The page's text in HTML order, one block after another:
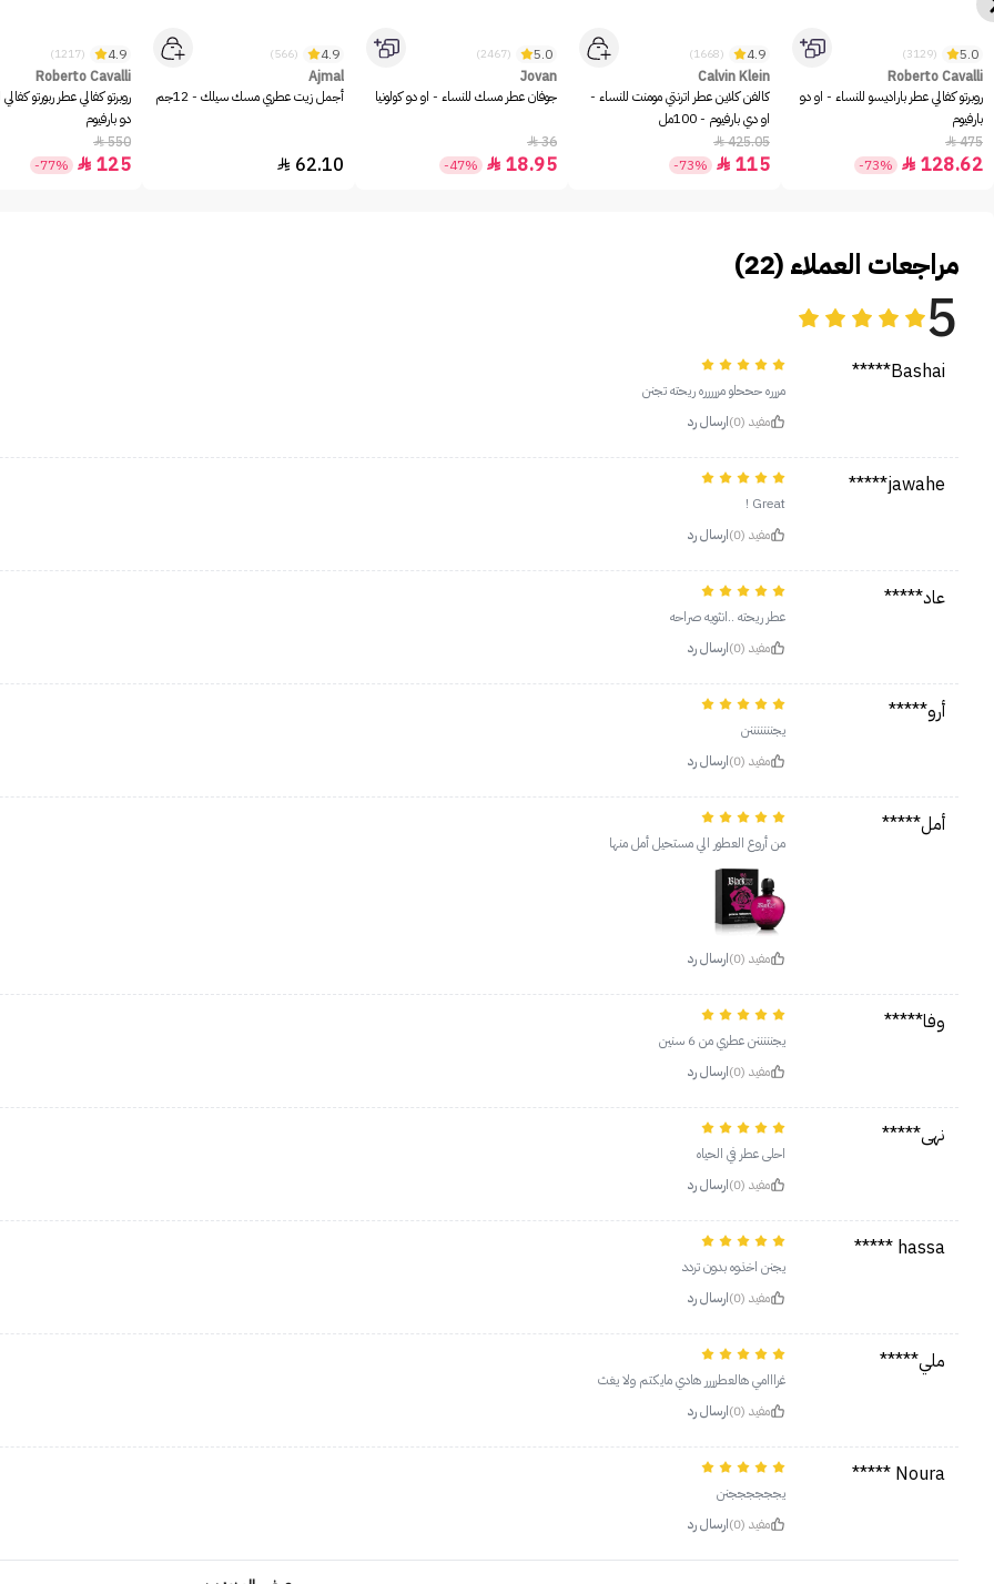
5.0
(3129)
Roberto Cavalli
روبرتو كفالي عطر باراديسو للنساء - او دو
بارفيوم
475

128.62

-73%
4.9
(1668)
Calvin Klein
كالفن كلاين عطر اترنتي مومنت للنساء -
او دي بارفيوم - 100مل
425.05

115

-73%
5.0
(2467)
Jovan
جوفان عطر مسك للنساء - او دو كولونيا
36

18.95

-47%
4.9
(566)
Ajmal
أجمل زيت عطري مسك سيلك - 12جم
62.10

4.9
(1217)
Roberto Cavalli
روبرتو كفالي عطر ربورتو
دو بارفيوم
550

125

-77%
مراجعات العملاء (22)
5
Bashai*****
مررره حححلو مررررره ريحته تجنن
مفيد (0)
ارسال رد
jawahe*****
Great !
مفيد (0)
ارسال رد
عاد*****
عطر ريحته ..انثويه صراحه
مفيد (0)
ارسال رد
أرو*****
يجنننننننن
مفيد (0)
ارسال رد
أمل*****
من أروع العطور الي مستحيل أمل منها
مفيد (0) ارسال رد
وفا*****
يجنننننن عطري من 6 سنين
مفيد (0)
ارسال رد
نهى*****
احلى عطر في الحياه
مفيد (0)
ارسال رد
hassa *****
يجنن اخذوه بدون تردد
مفيد (0)
ارسال رد
ملي*****
غرااامي هالعطرررر هادي مايكتم ولا يغث
مفيد (0)
ارسال رد
Noura *****
يججججججنن
مفيد (0)
ارسال رد